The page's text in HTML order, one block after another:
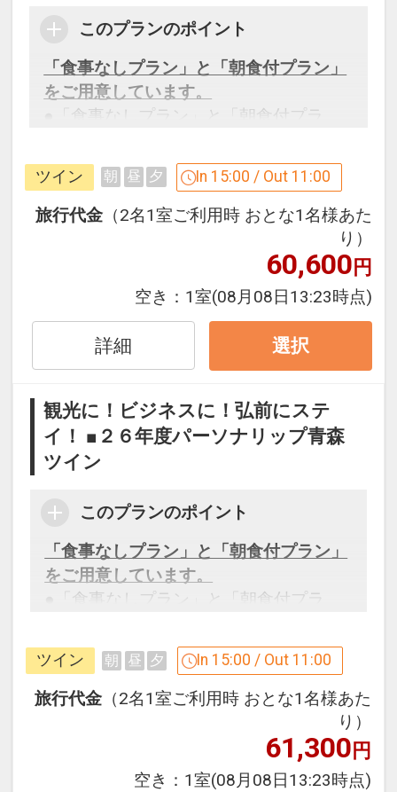
このプランのポイント
「食事なしプラン」と「朝食付プラン」
をご用意しています。
●「食事なしプラン」と「朝食付プラ
※ご覧のページがどちらかを【食事条
件】の項目でご確認のうえ、予約にお進
み下さい。
設定期間：2026年4月1日～2027年3月
インターネットコース番号：DP-1-
17266855
ツイン 朝 昼 夕 In 15:00 / Out 11:00
旅行代金 （2名1室ご利用時 おとな1名様あた
り）
60,600円
空き： 1室(08月08日13:23時点)
詳細 選択
観光に！ビジネスに！弘前にステ
イ！ ■２６年度パーソナリップ青森
ツイン
このプランのポイント
「食事なしプラン」と「朝食付プラン」
をご用意しています。
●「食事なしプラン」と「朝食付プラ
※ご覧のページがどちらかを【食事条
件】の項目でご確認のうえ、予約にお進
み下さい。
設定期間：2026年4月1日～2027年3月
ツイン 朝 昼 夕 In 15:00 / Out 11:00
旅行代金 （2名1室ご利用時 おとな1名様あた
り）
61,300円
空き： 1室(08月08日13:23時点)